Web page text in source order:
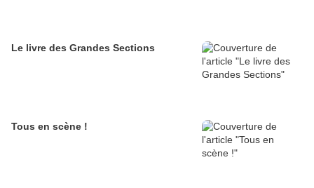
Le livre des Grandes Sections
Tous en scène !